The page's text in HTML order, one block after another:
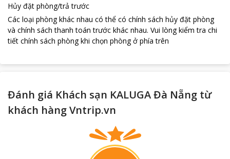
loading...
Hủy đặt phòng/trả trước
Các loại phòng khác nhau có thể có chính sách hủy đặt phòng
và chính sách thanh toán trước khác nhau. Vui lòng kiểm tra chi
tiết chính sách phòng khi chọn phòng ở phía trên
Đánh giá Khách sạn KALUGA Đà Nẵng từ
khách hàng Vntrip.vn